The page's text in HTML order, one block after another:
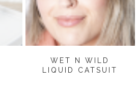
WET N WILD
LIQUID CATSUIT